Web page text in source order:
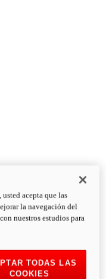
acepta que las
la navegación del
nuestros estudios para
TODAS LAS
COOKIES